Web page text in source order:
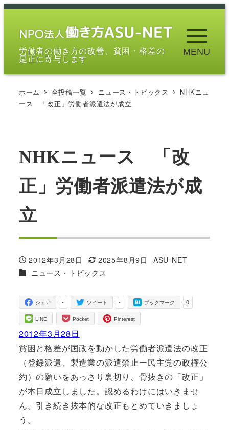
メ
労働者の働き方の改善、貧困・格差の
是正に寄与します
MENU
ホーム 全投稿一覧 ニュース・トピックス
NHKニュ
ース 「改正」労働者派遣法が成立
NHKニュース 「改
正」労働者派遣法が成
立
投稿日
2012年3月28日
更新日
2025年8月9日
著
ASU-NET
カテゴリー
ニュース・トピックス
-
シェア -
ツイート 0
ブックマーク
LINE Pocket Pinterest
2012年3月28日
貧困と格差が国政を動かした労働者派遣法の改正
（登録派遣、製造業の派遣禁止ー民主党の政権公
約）の願いをあっさり裏切り、骨抜きの「改正」
が本日成立しました。認めるわけにはいきませ
ん。引き続き抜本的な改正もとめていきましょ
う。